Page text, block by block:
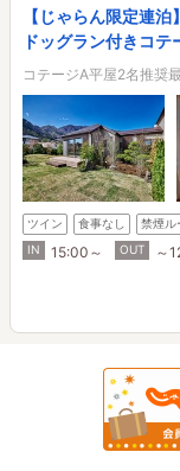
【じゃらん限定連
ドッグラン付きコ
コテージA平屋2名推奨
ツイン 食事なし
禁煙ル
IN
15:00～ OUT ～